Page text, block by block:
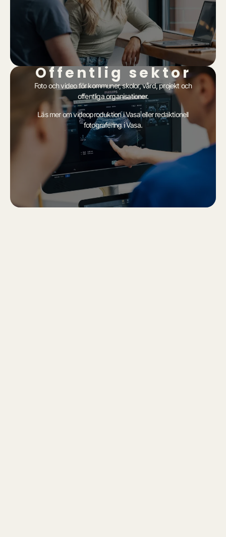
Offentlig sektor
Foto och video för kommuner, skolor, vård, projekt och
offentliga organisationer.
Läs mer omvideoproduktion i Vasaellerredaktionell
fotografering i Vasa.